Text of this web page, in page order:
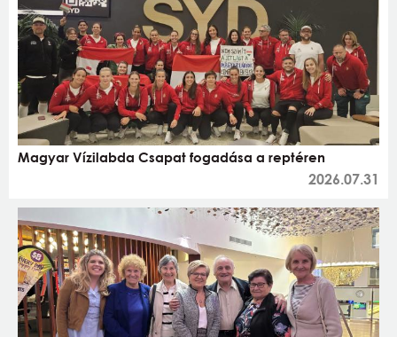
Magyar Vízilabda Csapat fogadása a reptéren
2026.07.31